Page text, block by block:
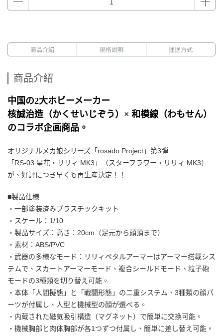
商品介紹 規格說明 運送方式
商品介紹
中国の2大ホビーメーカー
核誠治造（かくせいじぞう）× 和模線（わもせん）
のコラボ企画商品。
オリジナルメカ娘シリーズ「rosado Project」第3弾
「RS-03 星花・リリィ MK3」（スターフラワー・リリィ MK3）
が、好評につき早くも再生産決定！！
■製品仕様
・一部塗装済みプラスチックキット
・スケール：1/10
・製品サイズ：高さ：20cm（足元から頭頂まで）
・素材：ABS/PVC
・武器の多様なモード：リリィペタルアーマーはアーマー搭載シス
テムで、スカートアーマーモード、複合シールドモード、粒子砲
モードの3種類を切り替え可能。
・本体「人間擬態」と「戦闘形態」の二重システム、3種類の顔パ
ーツが付属し、人型と機械型の顔が選べる。
・内蔵された磁気吸引構造（マグネット）で簡単に交換可能。
・機械胸部と肉体胸部が各1つずつ付属し、簡単に差し替え可能。